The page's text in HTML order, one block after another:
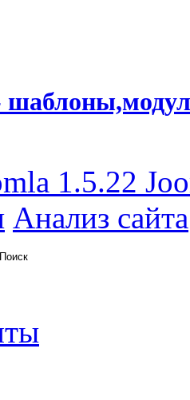
1.5.22
Анализ сайта